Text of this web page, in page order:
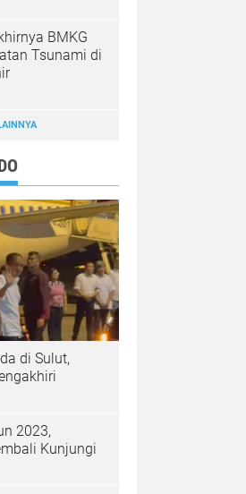
BMKG
Tsunami di
di Sulut,
2023,
Kunjungi